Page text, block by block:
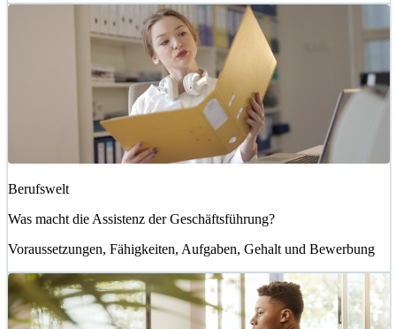
Berufswelt
Was macht die Assistenz der Geschäftsführung?
Voraussetzungen, Fähigkeiten, Aufgaben, Gehalt und Bewerbung